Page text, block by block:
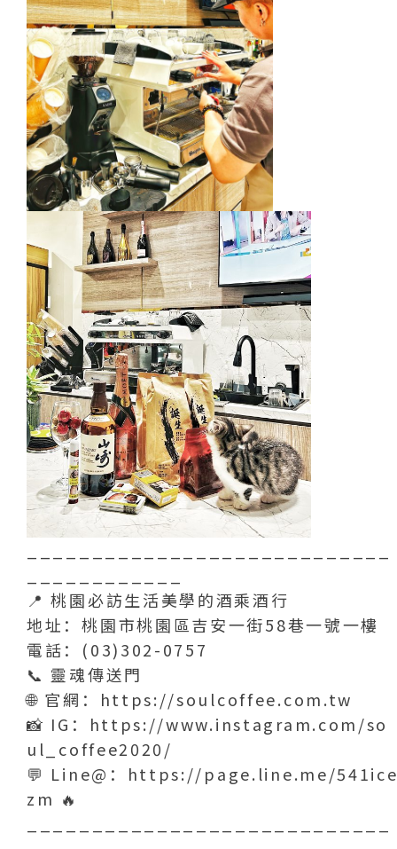
📍 桃園必訪生活美學的酒乘酒行
地址：桃園市桃園區吉安一街58巷一號一樓
電話：(03)302-0757
📞 靈魂傳送門
🌐 官網：https://soulcoffee.com.tw
📸 IG：https://www.instagram.com/so
ul_coffee2020/
💬 Line@：https://page.line.me/
zm 🔥